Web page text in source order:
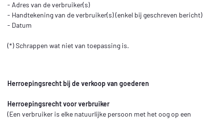
- Adres van de verbruiker(s)
- Handtekening van de verbruiker(s) (enkel bij geschreven bericht)
- Datum
(*) Schrappen wat niet van toepassing is.
Herroepingsrecht bij de verkoop van goederen
Herroepingsrecht voor verbruiker
(Een verbruiker is elke natuurlijke persoon met het oog op een